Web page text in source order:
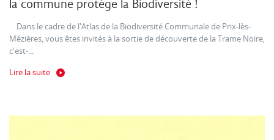
la commune protège la Biodiversité !
Dans le cadre de l'Atlas de la Biodiversité Communale de Prix-lès-
Mézières, vous êtes invités à la sortie de découverte de la Trame Noire,
c'est-...
Lire la suite